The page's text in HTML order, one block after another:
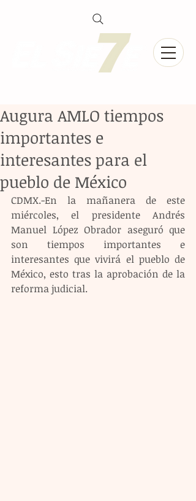
Augura AMLO tiempos
importantes e
interesantes para el
pueblo de México
CDMX.-En la mañanera de este
miércoles, el presidente Andrés
Manuel López Obrador aseguró que
son tiempos importantes e
interesantes que vivirá el pueblo de
México, esto tras la aprobación de la
reforma judicial.